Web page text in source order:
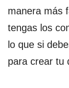
manera más
tengas los
lo que si
para crear tu